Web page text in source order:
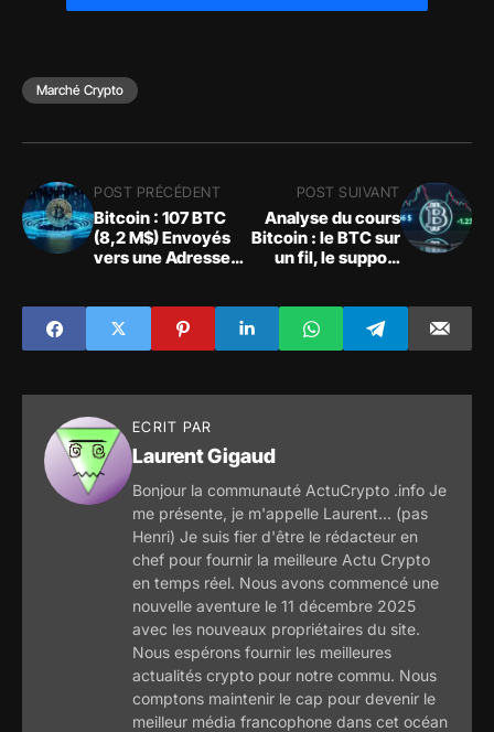
Marché Crypto
POST PRÉCÉDENT
Bitcoin : 107 BTC
(8,2 M$) Envoyés
vers une Adresse
POST SUIVANT
Analyse du cours
Bitcoin : le BTC sur
un fil, le support
ECRIT PAR
Laurent Gigaud
Bonjour la communauté ActuCrypto .info Je
me présente, je m'appelle Laurent... (pas
Henri) Je suis fier d'être le rédacteur en
chef pour fournir la meilleure Actu Crypto
en temps réel. Nous avons commencé une
nouvelle aventure le 11 décembre 2025
avec les nouveaux propriétaires du site.
Nous espérons fournir les meilleures
actualités crypto pour notre commu. Nous
comptons maintenir le cap pour devenir le
meilleur média francophone dans cet océan